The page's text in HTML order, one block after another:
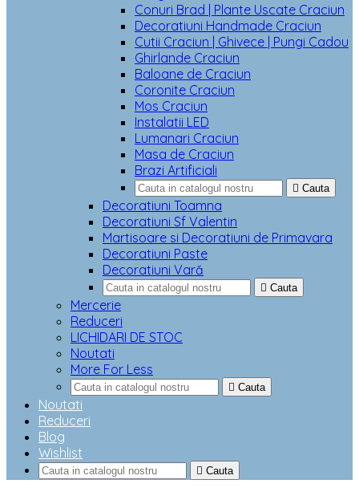
Conuri Brad | Plante Uscate Craciun
Decoratiuni Handmade Craciun
Cutii Craciun | Ghivece | Pungi Cadou
Ghirlande Craciun
Baloane de Craciun
Coronite Craciun
Mos Craciun
Instalatii LED
Lumanari Craciun
Masa de Craciun
Brazi Artificiali
 Cauta
Decoratiuni Toamna
Decoratiuni Sf Valentin
Martisoare si Decoratiuni de Primavara
Decoratiuni Paste
Decoratiuni Vară
 Cauta
Mercerie
Reduceri
LICHIDARI DE STOC
Noutati
More For Less
 Cauta
Noutati
Reduceri
Blog
Wishlist
 Cauta